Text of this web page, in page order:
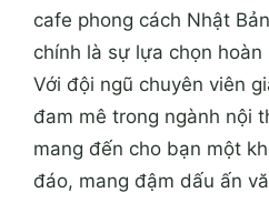
cafe phong cách Nhật
chính là sự lựa chọn
Với đội ngũ chuyên viên
đam mê trong ngành nội
mang đến cho bạn một
đáo, mang đậm dấu ấn